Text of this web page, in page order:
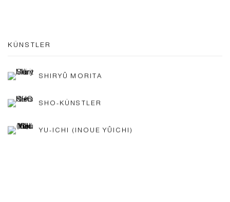
KÜNSTLER
SHIRYÛ MORITA
SHO-KÜNSTLER
YU-ICHI (INOUE YÛICHI)